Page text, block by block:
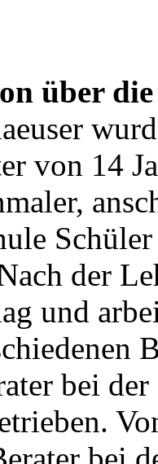
über die
von 14
der
und
bei